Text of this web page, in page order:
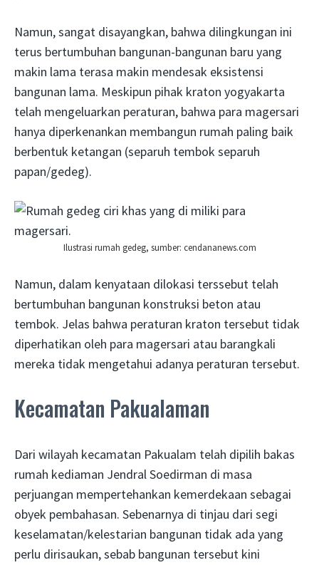
Namun, sangat disayangkan, bahwa dilingkungan ini
terus bertumbuhan bangunan-bangunan baru yang
makin lama terasa makin mendesak eksistensi
bangunan lama. Meskipun pihak kraton yogyakarta
telah mengeluarkan peraturan, bahwa para magersari
hanya diperkenankan membangun rumah paling baik
berbentuk ketangan (separuh tembok separuh
papan/gedeg).
Ilustrasi rumah gedeg, sumber: cendananews.com
Namun, dalam kenyataan dilokasi terssebut telah
bertumbuhan bangunan konstruksi beton atau
tembok. Jelas bahwa peraturan kraton tersebut tidak
diperhatikan oleh para magersari atau barangkali
mereka tidak mengetahui adanya peraturan tersebut.
Kecamatan Pakualaman
Dari wilayah kecamatan Pakualam telah dipilih bakas
rumah kediaman Jendral Soedirman di masa
perjuangan mempertehankan kemerdekaan sebagai
obyek pembahasan. Sebenarnya di tinjau dari segi
keselamatan/kelestarian bangunan tidak ada yang
perlu dirisaukan, sebab bangunan tersebut kini